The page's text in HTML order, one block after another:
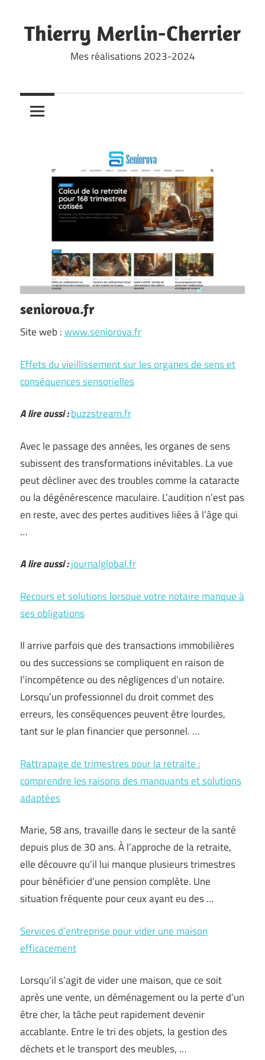
to
content
Thierry Merlin-Cherrier
Mes réalisations 2023-2024
seniorova.fr
Site web :www.seniorova.fr
Effets du vieillissement sur les organes de sens et
conséquences sensorielles
A lire aussi :buzzstream.fr
Avec le passage des années, les organes de sens
subissent des transformations inévitables. La vue
peut décliner avec des troubles comme la cataracte
ou la dégénérescence maculaire. L’audition n’est pas
en reste, avec des pertes auditives liées à l’âge qui
…
A lire aussi :journalglobal.fr
Recours et solutions lorsque votre notaire manque à
ses obligations
Il arrive parfois que des transactions immobilières
ou des successions se compliquent en raison de
l’incompétence ou des négligences d’un notaire.
Lorsqu’un professionnel du droit commet des
erreurs, les conséquences peuvent être lourdes,
tant sur le plan financier que personnel. …
Rattrapage de trimestres pour la retraite :
comprendre les raisons des manquants et solutions
adaptées
Marie, 58 ans, travaille dans le secteur de la santé
depuis plus de 30 ans. À l’approche de la retraite,
elle découvre qu’il lui manque plusieurs trimestres
pour bénéficier d’une pension complète. Une
situation fréquente pour ceux ayant eu des …
Services d’entreprise pour vider une maison
efficacement
Lorsqu’il s’agit de vider une maison, que ce soit
après une vente, un déménagement ou la perte d’un
être cher, la tâche peut rapidement devenir
accablante. Entre le tri des objets, la gestion des
déchets et le transport des meubles, …